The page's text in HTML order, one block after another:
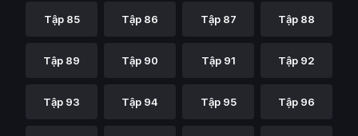
Tập 85 Tập 86 Tập 87 Tập 88
Tập 89 Tập 90 Tập 91 Tập 92
Tập 93 Tập 94 Tập 95 Tập 96